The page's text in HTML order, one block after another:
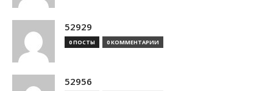
52929
0 ПОСТЫ 0 КОММЕНТАРИИ
52956